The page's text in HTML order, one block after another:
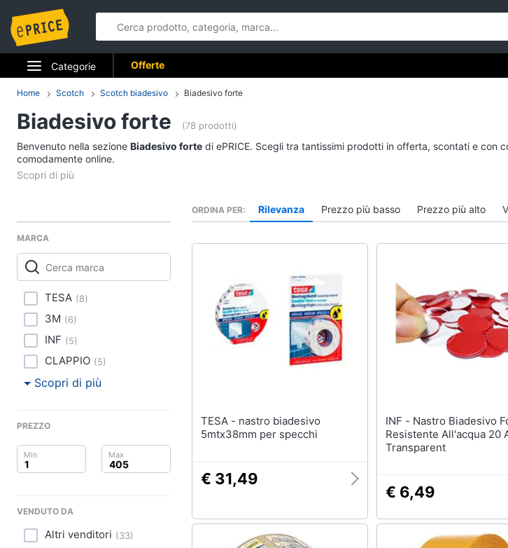
Categorie
Elettrodomestici
Informatica
Telefonia
Smart home
Videogiochi
Audio e musica
Clima
Arredo
Brico e Giardinaggio
Giocattoli
Fotografia
Offerte
Home Scotch Scotch biadesivo Biadesivo forte
Biadesivo forte (78 prodotti)
Benvenuto nella sezione Biadesivo forte di ePRICE. Scegli tra tantissimi prodotti in offerta, scontati e con
comodamente online.
MARCA
TESA (8)
3M (6)
INF (5)
CLAPPIO (5)
Scopri di più
PREZZO
VENDUTO DA
Altri venditori (33)
ORDINA PER Rilevanza Prezzo più basso Prezzo più alto
TESA - nastro biadesivo
5mtx38mm per specchi
€ 31,49
INF - Nastro Biadesivo Forte E
Resistente All'acqua 20
Transparent
€ 6,49